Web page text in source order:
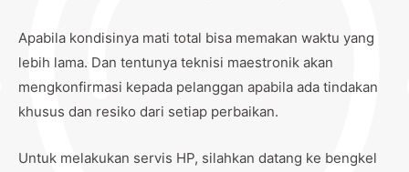
Apabila kondisinya mati total bisa memakan waktu yang
lebih lama. Dan tentunya teknisi maestronik akan
mengkonfirmasi kepada pelanggan apabila ada tindakan
khusus dan resiko dari setiap perbaikan.
Untuk melakukan servis HP, silahkan datang ke bengkel